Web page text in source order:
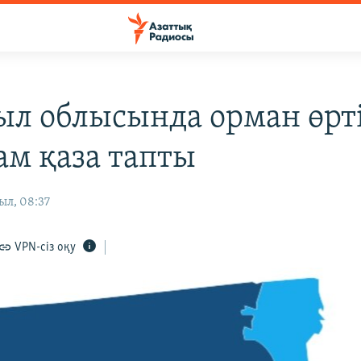
облысында орман
қаза тапты
08:37
VPN-сіз оқу